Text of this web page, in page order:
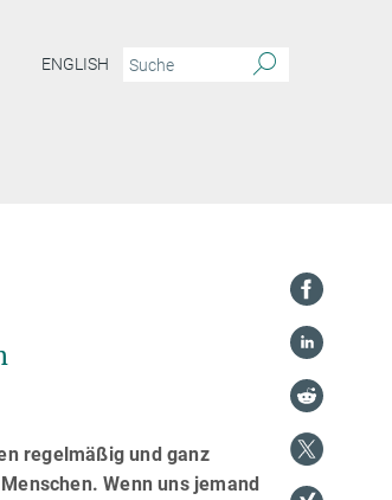
ENGLISH
regelmäßig und ganz
Wenn uns jemand